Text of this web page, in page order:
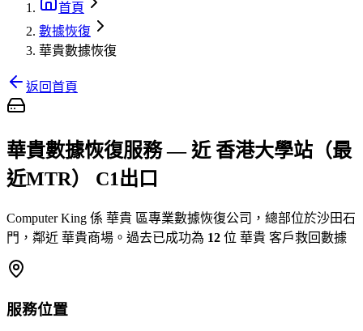
首頁
數據恢復
華貴數據恢復
返回首頁
華貴數據恢復服務 — 近 香港大學站（最
近MTR） C1出口
Computer King 係 華貴 區專業數據恢復公司，總部位於沙田石
門，鄰近 華貴商場。過去已成功為 12 位 華貴 客戶救回數據
服務位置